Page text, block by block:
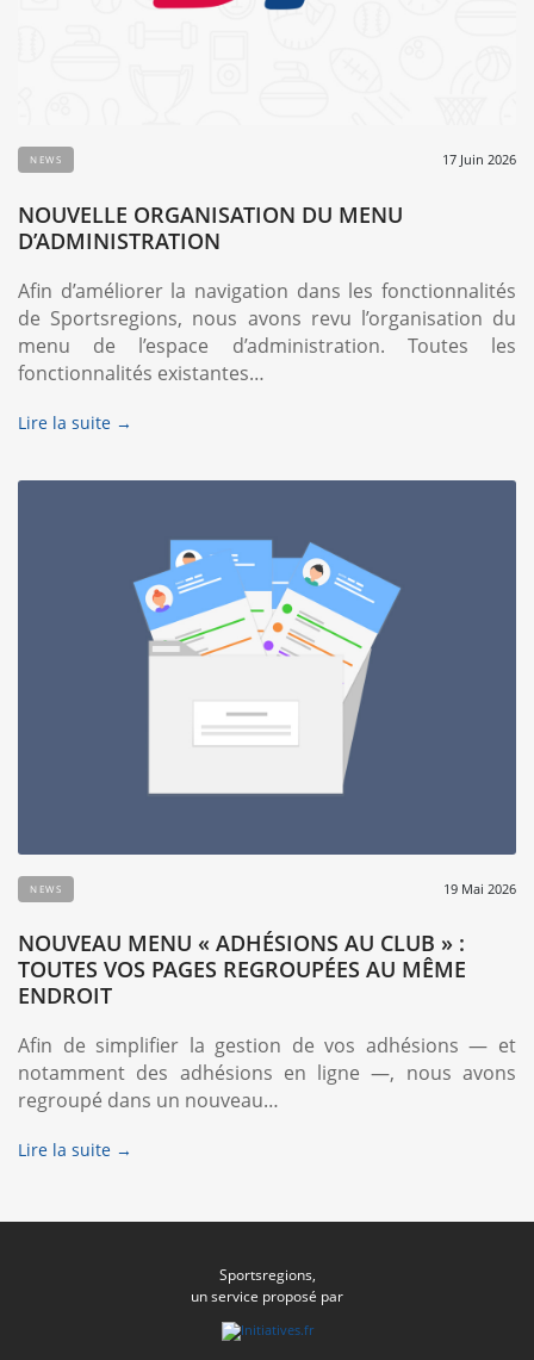
NEWS 17 Juin 2026
NOUVELLE ORGANISATION DU MENU
D’ADMINISTRATION
Afin d’améliorer la navigation dans les fonctionnalités
de Sportsregions, nous avons revu l’organisation du
menu de l’espace d’administration. Toutes les
fonctionnalités existantes…
Lire la suite →
NEWS 19 Mai 2026
NOUVEAU MENU « ADHÉSIONS AU CLUB » :
TOUTES VOS PAGES REGROUPÉES AU MÊME
ENDROIT
Afin de simplifier la gestion de vos adhésions — et
notamment des adhésions en ligne —, nous avons
regroupé dans un nouveau…
Lire la suite →
Sportsregions,
un service proposé par